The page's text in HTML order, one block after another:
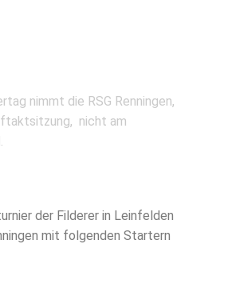
nimmt die RSG Renningen,
nicht am
der Filderer in Leinfelden
mit folgenden Startern